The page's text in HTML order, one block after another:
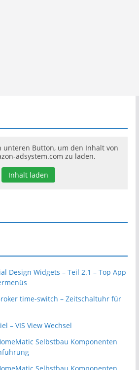
unteren Button, um den Inhalt von
adsystem.com zu laden.
Inhalt laden
Design Widgets – Teil 2.1 – Top App
time-switch – Zeitschaltuhr für
– VIS View Wechsel
Selbstbau Komponenten